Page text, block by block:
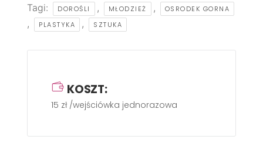
Tagi: DOROŚLI , MŁODZIEŻ , OSRODEK GORNA
, PLASTYKA , SZTUKA
KOSZT:
15 zł /wejściówka jednorazowa